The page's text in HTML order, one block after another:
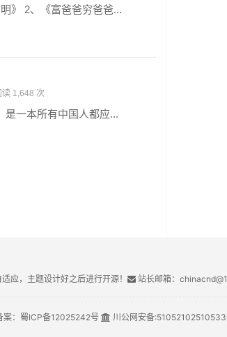
》 2、《富爸爸穷爸爸...
读 1,648 次
是一本所有中国人都应...
应，主题设计好之后进行开源！ 站长邮箱：
： 蜀ICP备12025242号 川公网安备:51052102510533